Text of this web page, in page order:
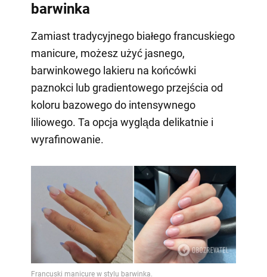
barwinka
Zamiast tradycyjnego białego francuskiego
manicure, możesz użyć jasnego,
barwinkowego lakieru na końcówki
paznokci lub gradientowego przejścia od
koloru bazowego do intensywnego
liliowego. Ta opcja wygląda delikatnie i
wyrafinowanie.